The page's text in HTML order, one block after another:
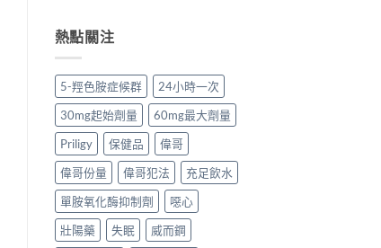
熱點關注
5-羥色胺症候群
24小時一次
30mg起始劑量
60mg最大劑量
Priligy
保健品
偉哥
偉哥份量
偉哥犯法
充足飲水
單胺氧化酶抑制劑
噁心
壯陽藥
失眠
威而鋼